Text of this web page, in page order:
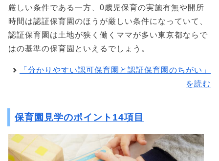
厳しい条件である一方、0歳児保育の実施有無や開所
時間は認証保育園のほうが厳しい条件になっていて、
認証保育園は土地が狭く働くママが多い東京都ならで
はの基準の保育園といえるでしょう。
「分かりやすい認可保育園と認証保育園のちがい」
を読む
保育園見学のポイント14項目